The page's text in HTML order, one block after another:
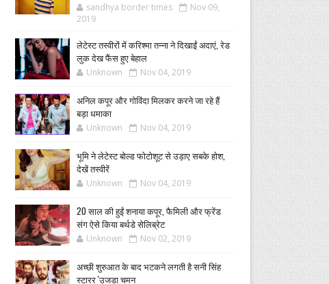
sandhya border times
Nov 09,
2019
लेटेस्ट तस्वीरों में करिश्मा तन्ना ने दिखाईं अदाएं, रेड
लुक देख फैंस हुए बेहाल
Unknown Nov 04, 2019
अनिल कपूर और गोविंदा मिलकर करने जा रहे हैं
बड़ा धमाका
Unknown Nov 04, 2019
भूमि ने लेटेस्ट बोल्ड फोटोशूट से उड़ाए सबके होश,
देखें तस्वीरें
Unknown Nov 04, 2019
20 साल की हुईं शनाया कपूर, फैमिली और फ्रेंड
संग ऐसे किया बर्थडे सेलिब्रेट
Unknown Nov 02, 2019
अच्छी शुरुआत के बाद भटकने लगती है सनी सिंह
स्टारर 'उजडा चमन